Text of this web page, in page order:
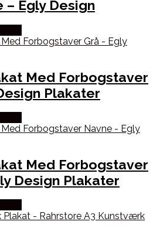
– Egly Design
Med Forbogstaver
Plakater
Med Forbogstaver
Design Plakater